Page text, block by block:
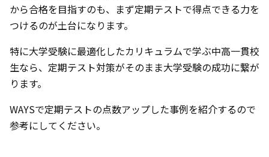
から合格を目指すのも、まず定期テストで得点できる力を
つけるのが土台になります。
特に大学受験に最適化したカリキュラムで学ぶ中高一貫校
生なら、定期テスト対策がそのまま大学受験の成功に繋が
ります。
WAYSで定期テストの点数アップした事例を紹介するので
参考にしてください。